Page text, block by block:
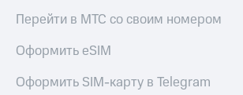
Перейти в МТС со своим номером
Оформить eSIM
Оформить SIM-карту в Telegram